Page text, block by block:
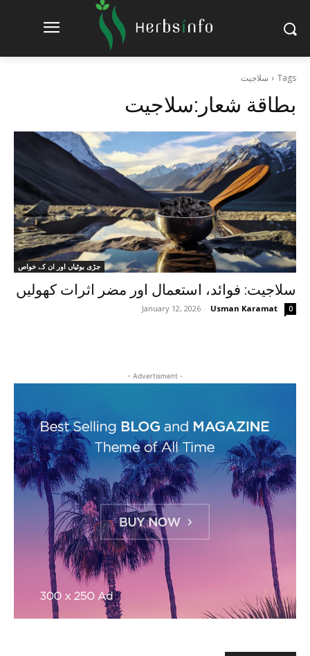
Tags سلاجیت
بطاقة شعار:سلاجیت
جڑی بوٹیاں اور ان کے خواص
سلاجیت: فوائد، استعمال اور مضر اثرات کھولیں
Usman Karamat
-
January 12, 2026 0
- Advertisment -